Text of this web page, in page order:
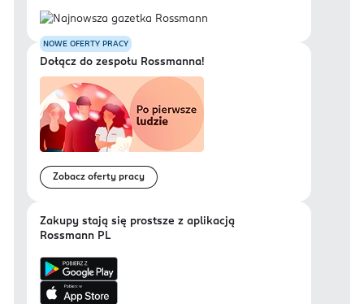
NOWE OFERTY PRACY
Dołącz do zespołu Rossmanna!
Zobacz oferty pracy
Zakupy stają się prostsze z aplikacją
Rossmann PL